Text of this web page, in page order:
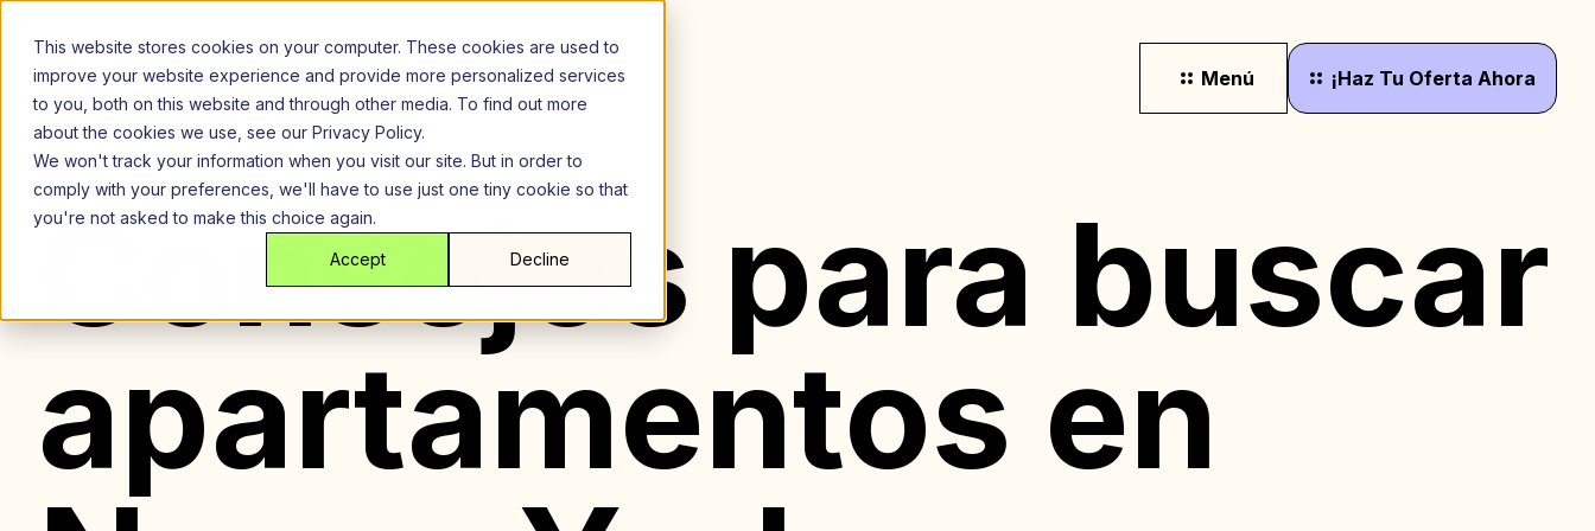
This website stores cookies on your computer. These cookies are used to
improve your website experience and provide more personalized services
to you, both on this website and through other media. To find out more
about the cookies we use, see our Privacy Policy.
We won't track your information when you visit our site. But in order to
comply with your preferences, we'll have to use just one tiny cookie so that
you're not asked to make this choice again.
Accept Decline
Saltar
contenido
Menú
¡Haz Tu Oferta Ahora
Consejos para buscar
apartamentos en